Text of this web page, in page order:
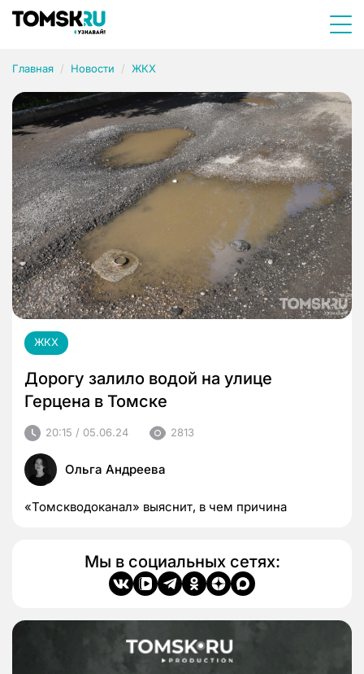
Главная Новости ЖКХ
ЖКХ
Дорогу залило водой на улице
Герцена в Томске
20:15 / 05.06.24 2813
Ольга Андреева
«Томскводоканал» выяснит, в чем причина
Мы в социальных сетях: